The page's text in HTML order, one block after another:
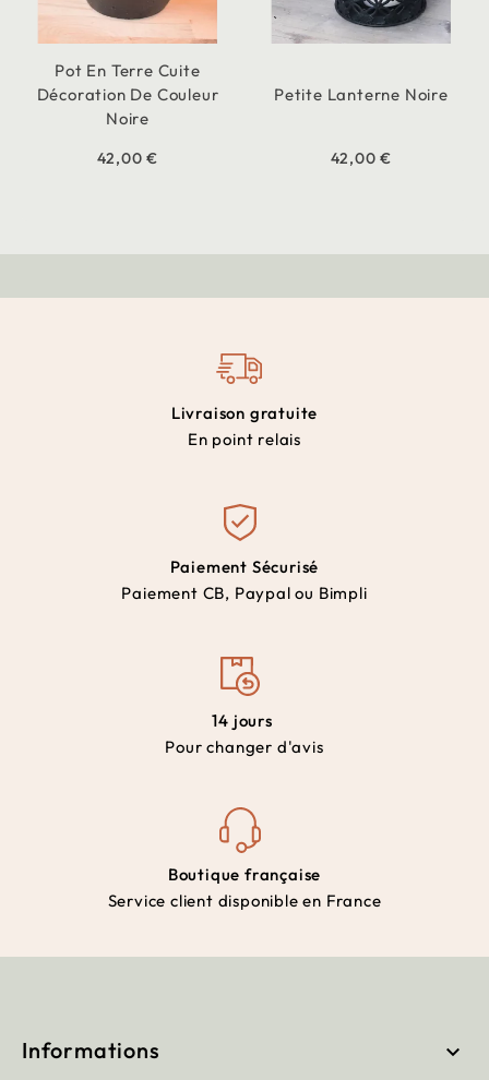
Pot En Terre Cuite
Décoration De Couleur
Noire
42,00 €
Petite Lanterne Noire
42,00 €
Livraison gratuite
En point relais
Paiement Sécurisé
Paiement CB, Paypal ou Bimpli
14 jours
Pour changer d'avis
Boutique française
Service client disponible en France
Informations 